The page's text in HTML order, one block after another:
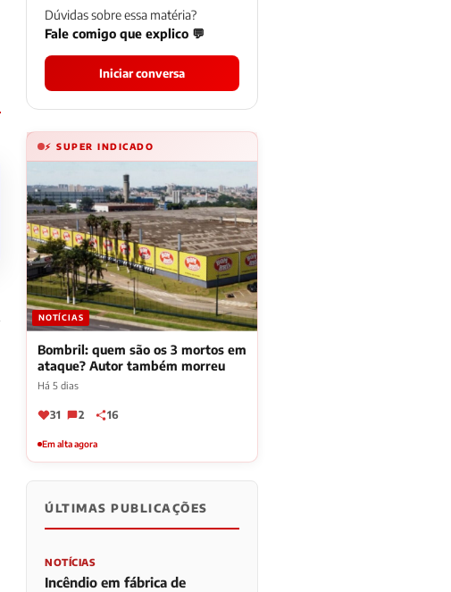
Dúvidas sobre essa matéria?
Fale comigo que explico 💬
Iniciar conversa
⚡ SUPER INDICADO
NOTÍCIAS
Bombril: quem são os 3 mortos em
ataque? Autor também morreu
Há 5 dias
31 2 16
Em alta agora
ÚLTIMAS PUBLICAÇÕES
NOTÍCIAS
Incêndio em fábrica de